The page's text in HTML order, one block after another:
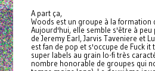
A part ça,
Woods est un groupe à la formation
Aujourd'hui, elle semble s'être à
de Jeremy Earl, Jarvis Taveniere et
est fan de pop et s'occupe de Fuck it
super labels au grain lo-fi très
nombre honorable de groupes qui